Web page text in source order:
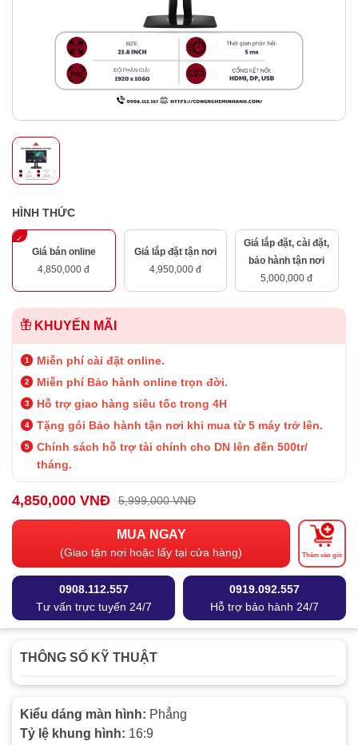
HÌNH THỨC
Giá bán online
4,850,000 đ
Giá lắp đặt tận nơi
4,950,000 đ
Giá lắp đặt, cài đặt,
bảo hành tận nơi
5,000,000 đ
KHUYẾN MÃI
Miễn phí cài đặt online.
Miễn phí Bảo hành online trọn đời.
Hỗ trợ giao hàng siêu tốc trong 4H
Tặng gói Bảo hành tận nơi khi mua từ 5 máy trở lên.
Chính sách hỗ trợ tài chính cho DN lên đến 500tr/
tháng.
4,850,000 VNĐ 5,999,000 VNĐ
MUA NGAY
(Giao tận nơi hoặc lấy tại cửa hàng) Thêm vào giỏ
0908.112.557
Tư vấn trực tuyến 24/7
0919.092.557
Hỗ trợ bảo hành 24/7
THÔNG SỐ KỸ THUẬT
Kiểu dáng màn hình: Phẳng
Tỷ lệ khung hình: 16:9